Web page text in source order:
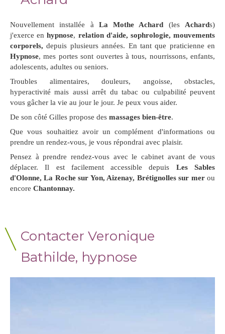
Nouvellement installée à La Mothe Achard (les Achards)
j'exerce enhypnose, relation d'aide, sophrologie, mouvements
corporels,depuis plusieurs années. En tant que praticienne en
Hypnose, mes portes sont ouvertes à tous, nourrissons, enfants,
adolescents, adultes ou seniors.
Troubles alimentaires, douleurs, angoisse, obstacles,
hyperactivité mais aussi arrêt du tabac ou culpabilité peuvent
vous gâcher la vie au jour le jour. Je peux vous aider.
De son côté Gilles propose des massages bien-être.
Que vous souhaitiez avoir un complément d'informations ou
prendre un rendez-vous, je vous répondrai avec plaisir.
Pensez à prendre rendez-vous avec le cabinet avant de vous
déplacer. Il est facilement accessible depuis Les Sables
d'Olonne, La Roche sur Yon, Aizenay, Brétignolles sur merou
encore Chantonnay.
Contacter Veronique
Bathilde, hypnose